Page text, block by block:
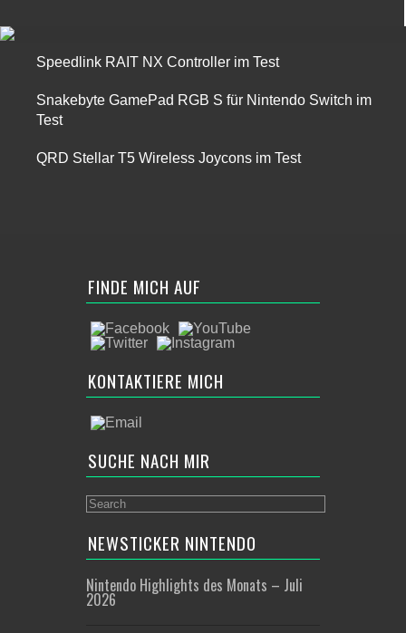
Speedlink RAIT NX Controller im Test
Snakebyte GamePad RGB S für Nintendo Switch im
Test
QRD Stellar T5 Wireless Joycons im Test
FINDE MICH AUF
KONTAKTIERE MICH
SUCHE NACH MIR
NEWSTICKER NINTENDO
Nintendo Highlights des Monats – Juli
2026